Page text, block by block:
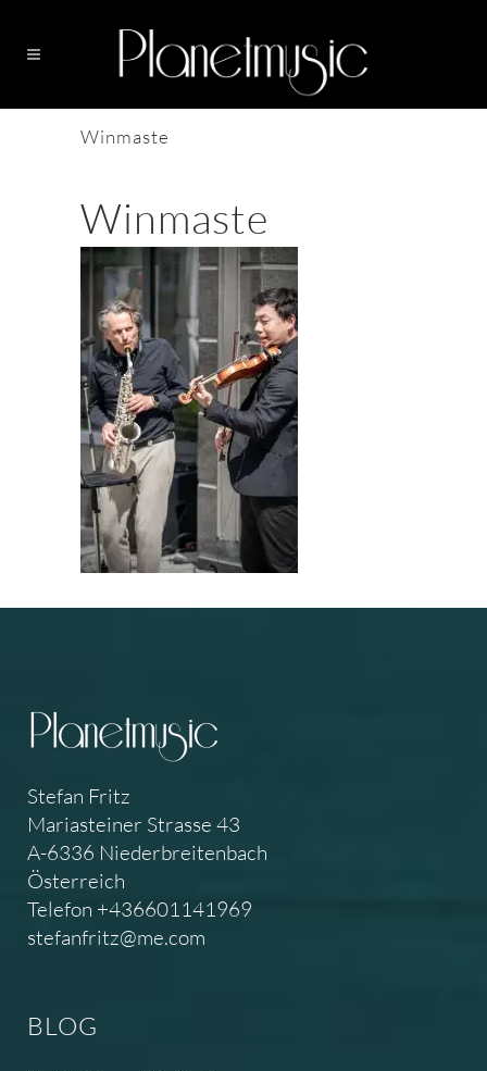
Winmaste
Winmaste
Stefan Fritz
Mariasteiner Strasse 43
A-6336 Niederbreitenbach
Österreich
Telefon +436601141969
stefanfritz@me.com
BLOG